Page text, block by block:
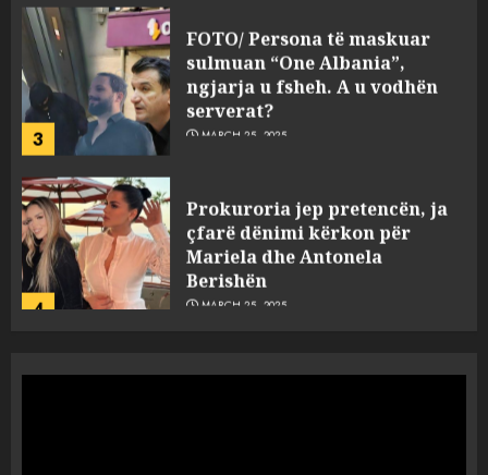
3
sulmuan “One Albania”,
ngjarja u fsheh. A u vodhën
serverat?
MARCH 25, 2025
4
çfarë dënimi kërkon për
Mariela dhe Antonela
Berishën
MARCH 25, 2025